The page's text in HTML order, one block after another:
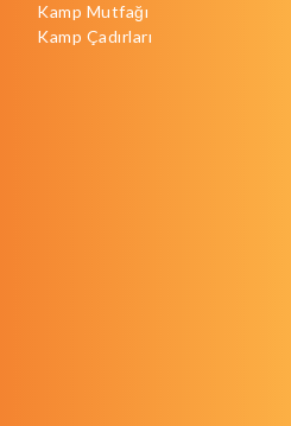
Kamp Mutfağı
Kamp Çadırları